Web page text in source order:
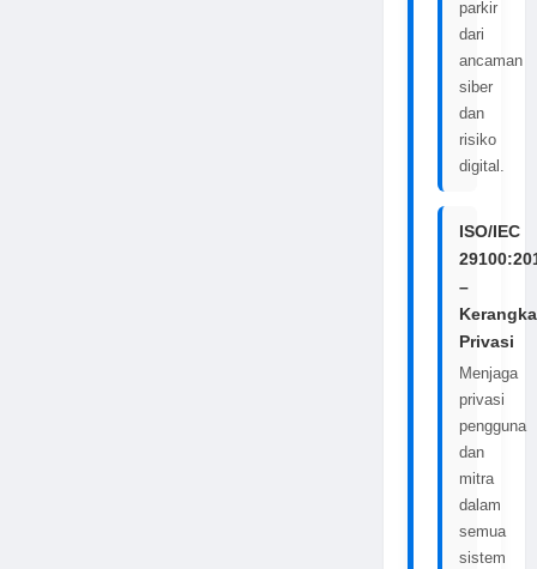
parkir
dari
ancaman
siber
dan
risiko
digital.
ISO/IEC
–
Kerangka
Privasi
Menjaga
privasi
pengguna
dan
mitra
dalam
semua
sistem